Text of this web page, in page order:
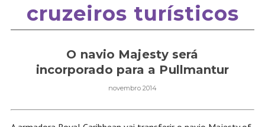
cruzeiros turísticos
O navio Majesty será
incorporado para a Pullmantur
novembro 2014